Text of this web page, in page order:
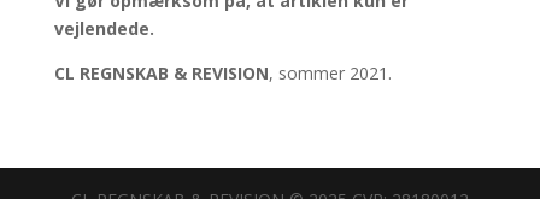
vejlendede.
CL REGNSKAB & REVISION, sommer 2021.